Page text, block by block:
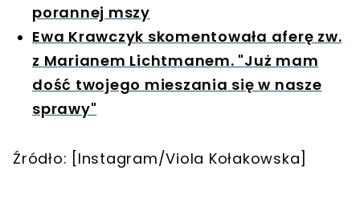
porannej mszy
Ewa Krawczyk skomentowała aferę zw.
z Marianem Lichtmanem. "Już mam
dość twojego mieszania się w nasze
sprawy"
Źródło: [Instagram/Viola Kołakowska]